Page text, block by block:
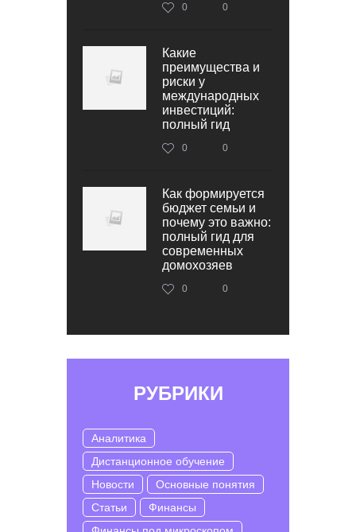
0 0
Какие
преимущества и
риски у
международных
инвестиций:
полный гид
0 0
Как формируется
бюджет семьи и
почему это важно:
полный гид для
современных
домохозяев
0 0
РУБРИКИ
Аналитика
Дистанционное обучение
Новости
Основные понятия
Статьи
Финансы